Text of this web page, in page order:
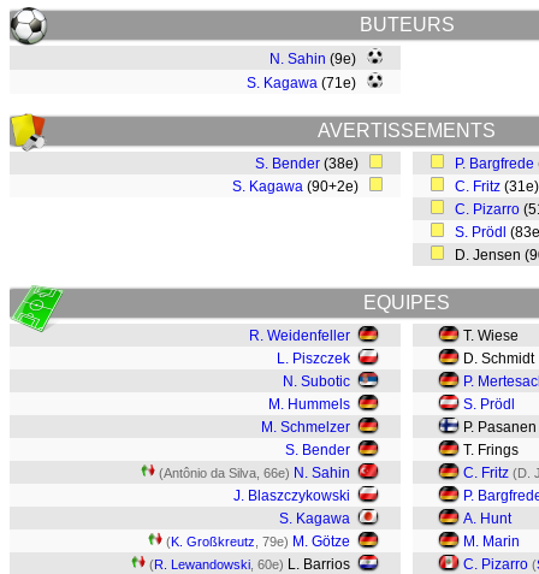
BUTEURS
N. Sahin (9e)
S. Kagawa (71e)
AVERTISSEMENTS
S. Bender (38e)
S. Kagawa (90+2e)
P. Bargfrede
C. Fritz
C. Pizarro
S. Prödl
D. Jensen
EQUIPES
R. Weidenfeller
L. Piszczek
N. Subotic
M. Hummels
M. Schmelzer
S. Bender
(Antônio da Silva, 66e) N. Sahin
J. Blaszczykowski
S. Kagawa
(K. Großkreutz , 79e) M. Götze
(R. Lewandowski , 60e) L. Barrios
T. Wiese
D. Schmidt
P.
S. Prödl
P. Pasanen
T. Frings
C. Fritz (D.
P.
A. Hunt
M. Marin
C. Pizarro (